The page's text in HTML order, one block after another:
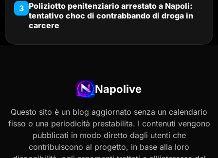
3 Poliziotto penitenziario arrestato a Napoli:
tentativo choc di contrabbando di droga in
carcere
Napolive
Questo sito è un blog aggiornato senza un calendario
fisso o una periodicità prestabilita. I contenuti vengono
pubblicati in modo diretto dagli utenti che
contribuiscono al progetto, in base alla loro